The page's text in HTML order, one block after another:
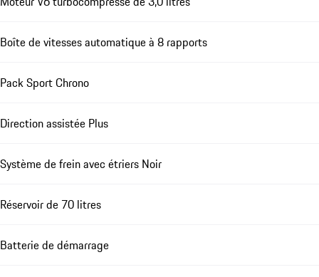
Boîte de vitesses automatique à 8 rapports
Pack Sport Chrono
Direction assistée Plus
Système de frein avec étriers Noir
Réservoir de 70 litres
Batterie de démarrage